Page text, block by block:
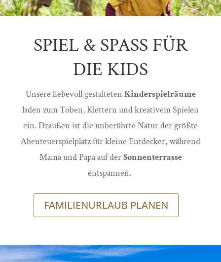
SPIEL & SPASS FÜR D
IE KIDS
Unsere liebevoll gestalteten Kinderspielräume
laden zum Toben, Klettern und kreativem Spielen
ein. Draußen ist die unberührte Natur der größte
Abenteuerspielplatz für kleine Entdecker, während
Mama und Papa auf derSonnenterrasse
entspannen.
FAMILIENURLAUB PLANEN